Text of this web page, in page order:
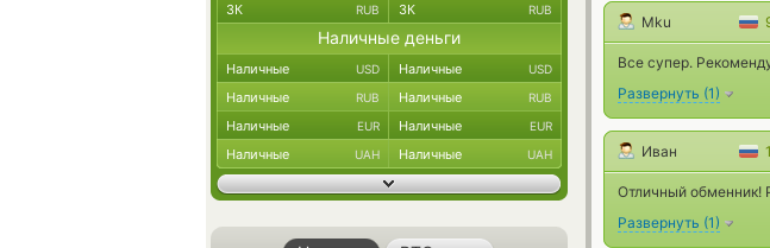
Mku
Все супер.
Развернуть (1)
Иван
Отличный обменник!
Развернуть (1)
ЗК RUB ЗК RUB
Наличные деньги
Наличные USD Наличные USD
Наличные RUB Наличные RUB
Наличные EUR Наличные EUR
Наличные UAH Наличные UAH